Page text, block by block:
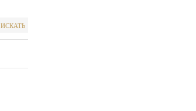
ИСКАТЬ